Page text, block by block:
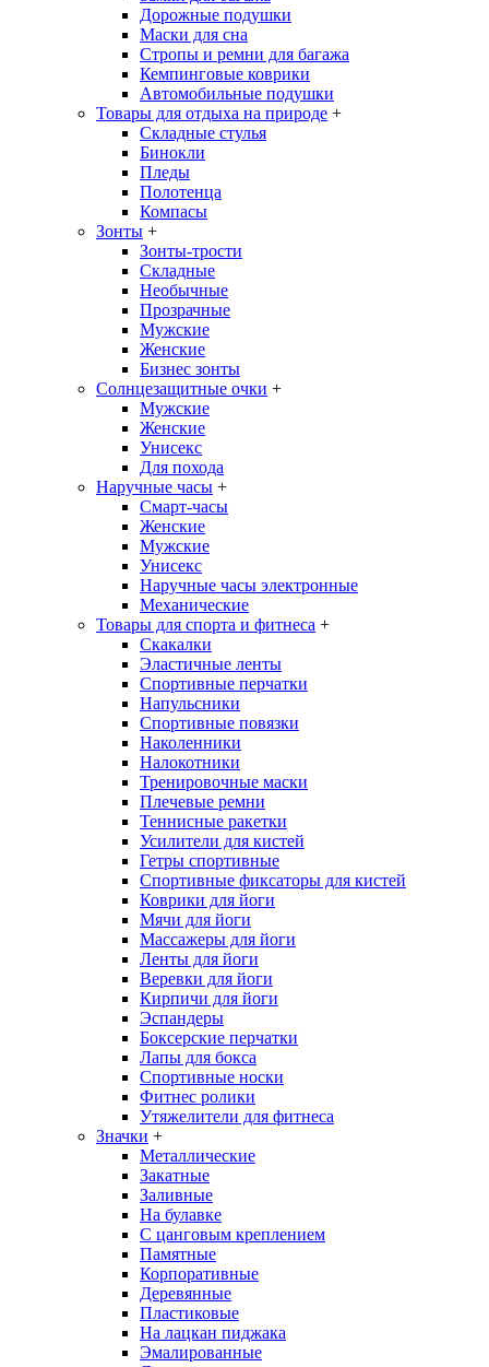
Дорожные подушки
Маски для сна
Стропы и ремни для багажа
Кемпинговые коврики
Автомобильные подушки
Товары для отдыха на природе +
Складные стулья
Бинокли
Пледы
Полотенца
Компасы
Зонты +
Зонты-трости
Складные
Необычные
Прозрачные
Мужские
Женские
Бизнес зонты
Солнцезащитные очки +
Мужские
Женские
Унисекс
Для похода
Наручные часы +
Смарт-часы
Женские
Мужские
Унисекс
Наручные часы электронные
Механические
Товары для спорта и фитнеса +
Скакалки
Эластичные ленты
Спортивные перчатки
Напульсники
Спортивные повязки
Наколенники
Налокотники
Тренировочные маски
Плечевые ремни
Теннисные ракетки
Усилители для кистей
Гетры спортивные
Спортивные фиксаторы для кистей
Коврики для йоги
Мячи для йоги
Массажеры для йоги
Ленты для йоги
Веревки для йоги
Кирпичи для йоги
Эспандеры
Боксерские перчатки
Лапы для бокса
Спортивные носки
Фитнес ролики
Утяжелители для фитнеса
Значки +
Металлические
Закатные
Заливные
На булавке
С цанговым креплением
Памятные
Корпоративные
Деревянные
Пластиковые
На лацкан пиджака
Эмалированные